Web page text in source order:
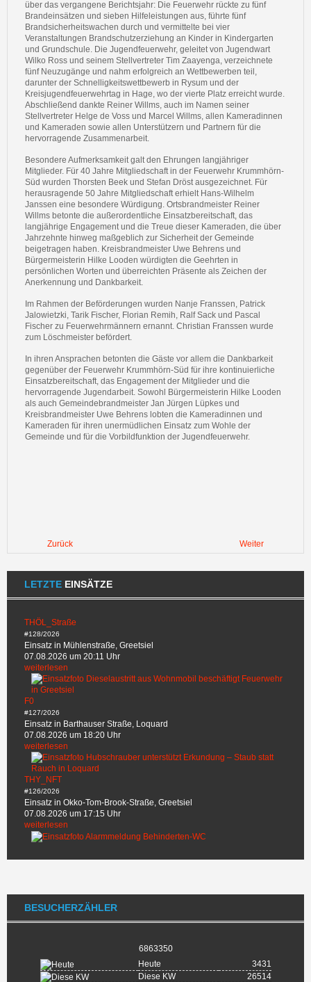
über das vergangene Berichtsjahr: Die Feuerwehr rückte zu fünf
Brandeinsätzen und sieben Hilfeleistungen aus, führte fünf
Brandsicherheitswachen durch und vermittelte bei vier
Veranstaltungen Brandschutzerziehung an Kinder in Kindergarten
und Grundschule. Die Jugendfeuerwehr, geleitet von Jugendwart
Wilko Ross und seinem Stellvertreter Tim Zaayenga, verzeichnete
fünf Neuzugänge und nahm erfolgreich an Wettbewerben teil,
darunter der Schnelligkeitswettbewerb in Rysum und der
Kreisjugendfeuerwehrtag in Hage, wo der vierte Platz erreicht wurde.
Abschließend dankte Reiner Willms, auch im Namen seiner
Stellvertreter Helge de Voss und Marcel Willms, allen Kameradinnen
und Kameraden sowie allen Unterstützern und Partnern für die
hervorragende Zusammenarbeit.
Besondere Aufmerksamkeit galt den Ehrungen langjähriger
Mitglieder. Für 40 Jahre Mitgliedschaft in der Feuerwehr Krummhörn-
Süd wurden Thorsten Beek und Stefan Dröst ausgezeichnet. Für
herausragende 50 Jahre Mitgliedschaft erhielt Hans-Wilhelm
Janssen eine besondere Würdigung. Ortsbrandmeister Reiner
Willms betonte die außerordentliche Einsatzbereitschaft, das
langjährige Engagement und die Treue dieser Kameraden, die über
Jahrzehnte hinweg maßgeblich zur Sicherheit der Gemeinde
beigetragen haben. Kreisbrandmeister Uwe Behrens und
Bürgermeisterin Hilke Looden würdigten die Geehrten in
persönlichen Worten und überreichten Präsente als Zeichen der
Anerkennung und Dankbarkeit.
Im Rahmen der Beförderungen wurden Nanje Franssen, Patrick
Jalowietzki, Tarik Fischer, Florian Remih, Ralf Sack und Pascal
Fischer zu Feuerwehrmännern ernannt. Christian Franssen wurde
zum Löschmeister befördert.
In ihren Ansprachen betonten die Gäste vor allem die Dankbarkeit
gegenüber der Feuerwehr Krummhörn-Süd für ihre kontinuierliche
Einsatzbereitschaft, das Engagement der Mitglieder und die
hervorragende Jugendarbeit. Sowohl Bürgermeisterin Hilke Looden
als auch Gemeindebrandmeister Jan Jürgen Lüpkes und
Kreisbrandmeister Uwe Behrens lobten die Kameradinnen und
Kameraden für ihren unermüdlichen Einsatz zum Wohle der
Gemeinde und für die Vorbildfunktion der Jugendfeuerwehr.
Zurück Weiter
LETZTE EINSÄTZE
THÖL_Straße
#128/2026
Einsatz in Mühlenstraße, Greetsiel
07.08.2026 um 20:11 Uhr
weiterlesen
F0
#127/2026
Einsatz in Barthauser Straße, Loquard
07.08.2026 um 18:20 Uhr
weiterlesen
THY_NFT
#126/2026
Einsatz in Okko-Tom-Brook-Straße, Greetsiel
07.08.2026 um 17:15 Uhr
weiterlesen
BESUCHERZÄHLER
6863350
Heute
3431
Diese KW
26514